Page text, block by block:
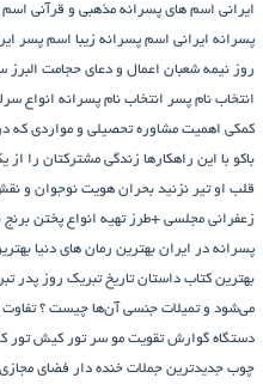
ایرانی اسم های پسرانه مذهبی و قرآنی اسم
پسرانه ایرانی اسم پسرانه زیبا اسم پسر
روز نیمه شعبان اعمال و دعای حجامت البرز
انتخاب نام پسر انتخاب نام پسرانه انواع
کمکی اهمیت مشاوره تحصیلی و مواردی که
باکو با این راهکارها زندگی مشترکتان را از
قلب او تیر نزنید بحران هویت نوجوان و
زعفرانی مجلسی +طرز تهیه انواع پختن برنج
پسرانه در ایران بهترین رمان های دنیا
بهترین کتاب داستان تاریخ تبریک روز پدر
می‌شود و تمیلات جنسی آن‌ها چیست ؟
دستگاه گوارش تقویت مو سر تور کیش تور
چوب جدیدترین جملات خنده دار فضای مجازی